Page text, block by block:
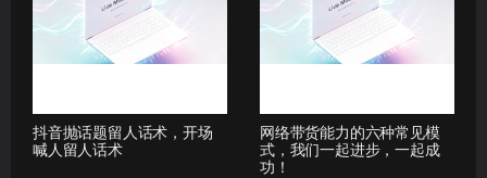
抖音抛话题留人话术，开场
喊人留人话术
网络带货能力的六种常见模
式，我们一起进步，一起成
功！